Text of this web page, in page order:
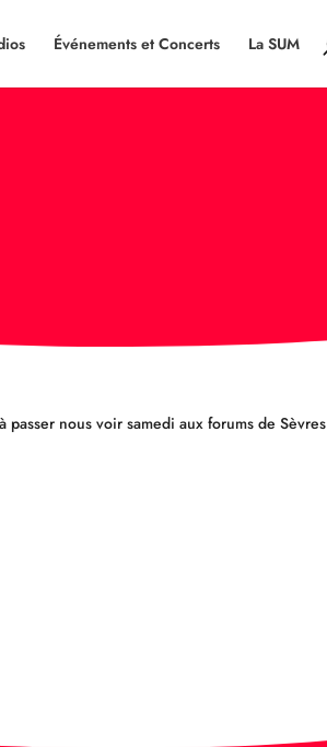
Événements et Concerts La SUM
nous voir samedi aux forums de Sèvres